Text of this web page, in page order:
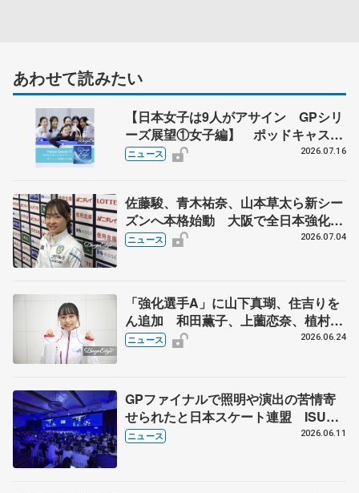
あわせて読みたい
【日本女子は9人がアサイン GPシリ
ーズ展望①女子編】 ポッドキャスト
#72を配信
ニュース 2026.07.16
佐藤駿、青木祐奈、山本草太ら新シー
ズンへ本格始動 大阪で全日本強化合
宿 シニアデビューの島田麻央らも
ニュース 2026.07.04
「強化選手A」に山下真瑚、住吉りを
ん追加 和田薫子、上薗恋奈、植村駿
は「強化選手B」
ニュース 2026.06.24
GPファイナルで照明や演出の苦情寄
せられたと日本スケート連盟 ISU総
会で発言「スケーター見たいファンに
ニュース 2026.06.11